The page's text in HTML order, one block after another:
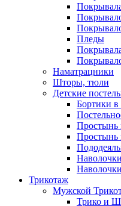
Пледы
Наматрацники
Шторы, тюли
Детские
Бортики в
Простынь
Простынь
Трикотаж
Мужской
Трико и